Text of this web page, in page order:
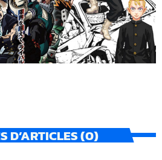
D’ARTICLES (0)